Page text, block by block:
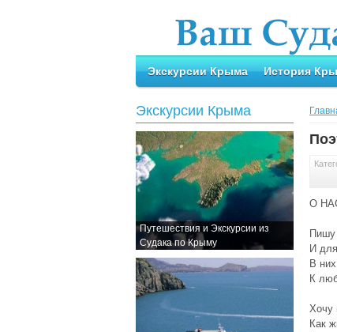
Экскурсии Крыма История
Экскурсии Крыма
Путешествия и Экскурсии из
Судака по Крыму
О
Пишу
И
В
К
Хочу
Как